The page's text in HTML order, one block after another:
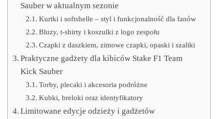
Sauber w aktualnym sezonie
Kurtki i softshelle – styl i funkcjonalność dla fanów
Bluzy, t-shirty i koszulki z logo zespołu
Czapki z daszkiem, zimowe czapki, opaski i szaliki
Praktyczne gadżety dla kibiców Stake F1 Team
Kick Sauber
Torby, plecaki i akcesoria podróżne
Kubki, breloki oraz identyfikatory
Limitowane edycje odzieży i gadżetów